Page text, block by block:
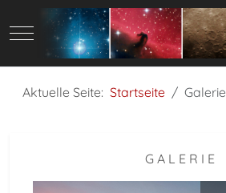
Mobile Menu Toggle
Aktuelle Seite: Startseite Galerie
G A L E R I E